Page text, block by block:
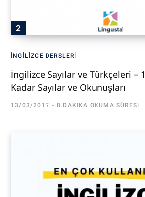
İNGILIZCE DERSLERI
İngilizce Sayılar ve Türkçeleri –
Kadar Sayılar ve Okunuşları
13/03/2017 8 DAKIKA OKUMA SÜRESI